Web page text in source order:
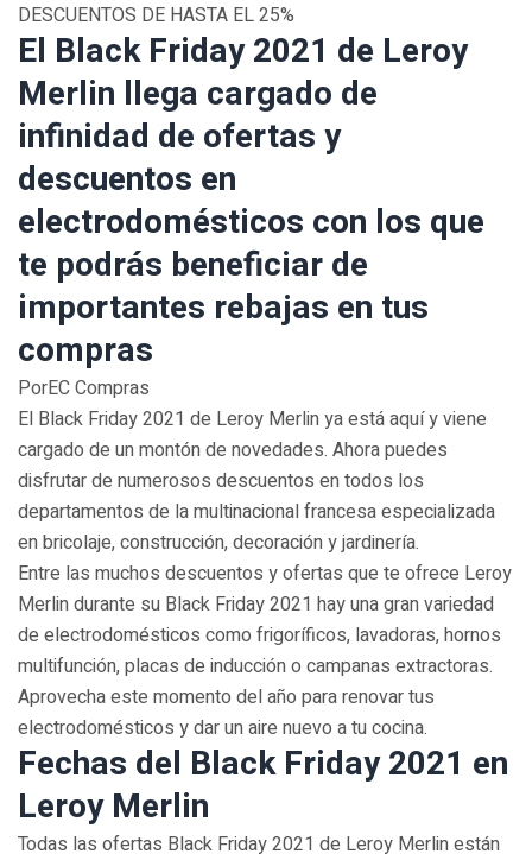
DESCUENTOS DE HASTA EL 25%
El Black Friday 2021 de Leroy
Merlin llega cargado de
infinidad de ofertas y
descuentos en
electrodomésticos con los que
te podrás beneficiar de
importantes rebajas en tus
compras
PorEC Compras
El Black Friday 2021 de Leroy Merlin ya está aquí y viene
cargado de un montón de novedades. Ahora puedes
disfrutar de numerosos descuentos en todos los
departamentos de la multinacional francesa especializada
en bricolaje, construcción, decoración y jardinería.
Entre las muchos descuentos y ofertas que te ofrece Leroy
Merlin durante su Black Friday 2021 hay una gran variedad
de electrodomésticos como frigoríficos, lavadoras, hornos
multifunción, placas de inducción o campanas extractoras.
Aprovecha este momento del año para renovar tus
electrodomésticos y dar un aire nuevo a tu cocina.
Fechas del Black Friday 2021 en
Leroy Merlin
Todas las ofertas Black Friday 2021 de Leroy Merlin están